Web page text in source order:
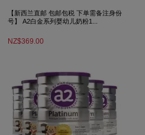
【新西兰直邮 包邮包税 下单需备注身份
号】 A2白金系列婴幼儿奶粉1...
NZ$369.00